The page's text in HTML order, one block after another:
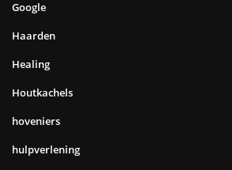
Google
Haarden
Healing
Houtkachels
hoveniers
hulpverlening